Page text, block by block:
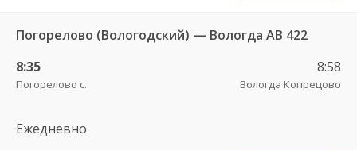
Погорелово (Вологодский) — Вологда АВ 422
8:35
Погорелово с.
8:58
Вологда Копрецово
Ежедневно